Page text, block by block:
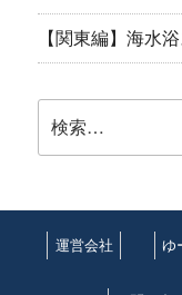
【関東編】海水
運営会社 ゆ